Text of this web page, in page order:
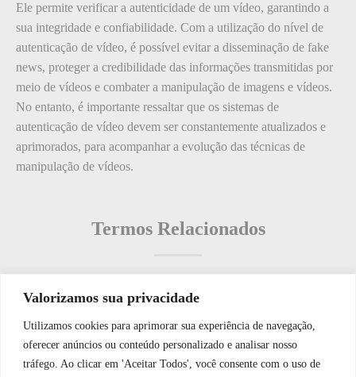
Valorizamos sua privacidade
Utilizamos cookies para aprimorar sua experiência de navegação,
oferecer anúncios ou conteúdo personalizado e analisar nosso
tráfego. Ao clicar em 'Aceitar Todos', você consente com o uso de
Ele permite verificar a autenticidade de um vídeo, garantindo a
sua integridade e confiabilidade. Com a utilização do nível de
autenticação de vídeo, é possível evitar a disseminação de fake
news, proteger a credibilidade das informações transmitidas por
meio de vídeos e combater a manipulação de imagens e vídeos.
No entanto, é importante ressaltar que os sistemas de
autenticação de vídeo devem ser constantemente atualizados e
aprimorados, para acompanhar a evolução das técnicas de
manipulação de vídeos.
Termos Relacionados
Termos populares
O que é: compressão de segurança
O que é: Baixa Emissão de Resíduos
WhatsApp JF Tech